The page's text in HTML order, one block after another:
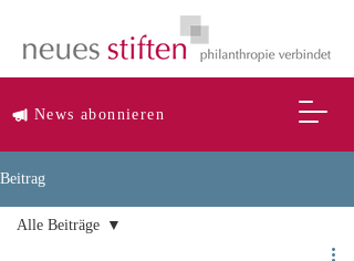
News abonnieren
Beitrag
Alle Beiträge